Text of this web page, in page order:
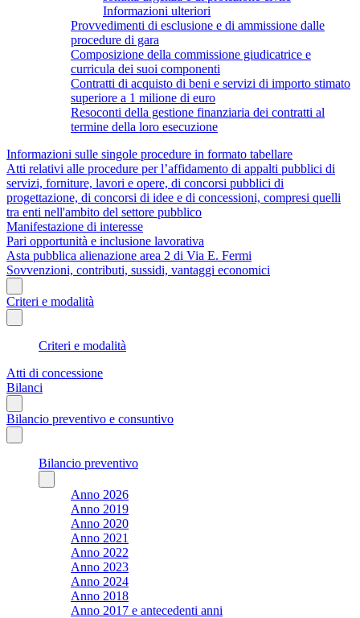
Informazioni ulteriori
Provvedimenti di esclusione e di ammissione dalle
procedure di gara
Composizione della commissione giudicatrice e
curricula dei suoi componenti
Contratti di acquisto di beni e servizi di importo stimato
superiore a 1 milione di euro
Resoconti della gestione finanziaria dei contratti al
termine della loro esecuzione
Informazioni sulle singole procedure in formato tabellare
Atti relativi alle procedure per l’affidamento di appalti pubblici di
servizi, forniture, lavori e opere, di concorsi pubblici di
progettazione, di concorsi di idee e di concessioni, compresi quelli
tra enti nell'ambito del settore pubblico
Manifestazione di interesse
Pari opportunità e inclusione lavorativa
Asta pubblica alienazione area 2 di Via E. Fermi
Sovvenzioni, contributi, sussidi, vantaggi economici
Criteri e modalità
Criteri e modalità
Atti di concessione
Bilanci
Bilancio preventivo e consuntivo
Bilancio preventivo
Anno 2026
Anno 2019
Anno 2020
Anno 2021
Anno 2022
Anno 2023
Anno 2024
Anno 2018
Anno 2017 e antecedenti anni